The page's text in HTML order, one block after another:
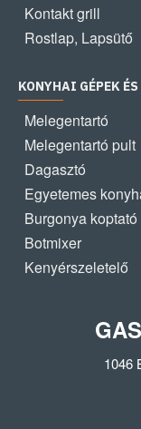
Kontakt grill
Rostlap, Lapsütő
KONYHAI GÉPEK
Melegentartó
Melegentartó pult
Dagasztó
Egyetemes
Burgonya koptató
Botmixer
Kenyérszeletelő
1046